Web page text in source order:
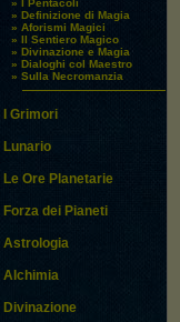
» Definizione di Magia
» Aforismi Magici
» Il Sentiero Magico
» Divinazione e Magia
» Dialoghi col Maestro
» Sulla Necromanzia
I Grimori
Lunario
Le Ore Planetarie
Forza dei Pianeti
Astrologia
Alchimia
Divinazione